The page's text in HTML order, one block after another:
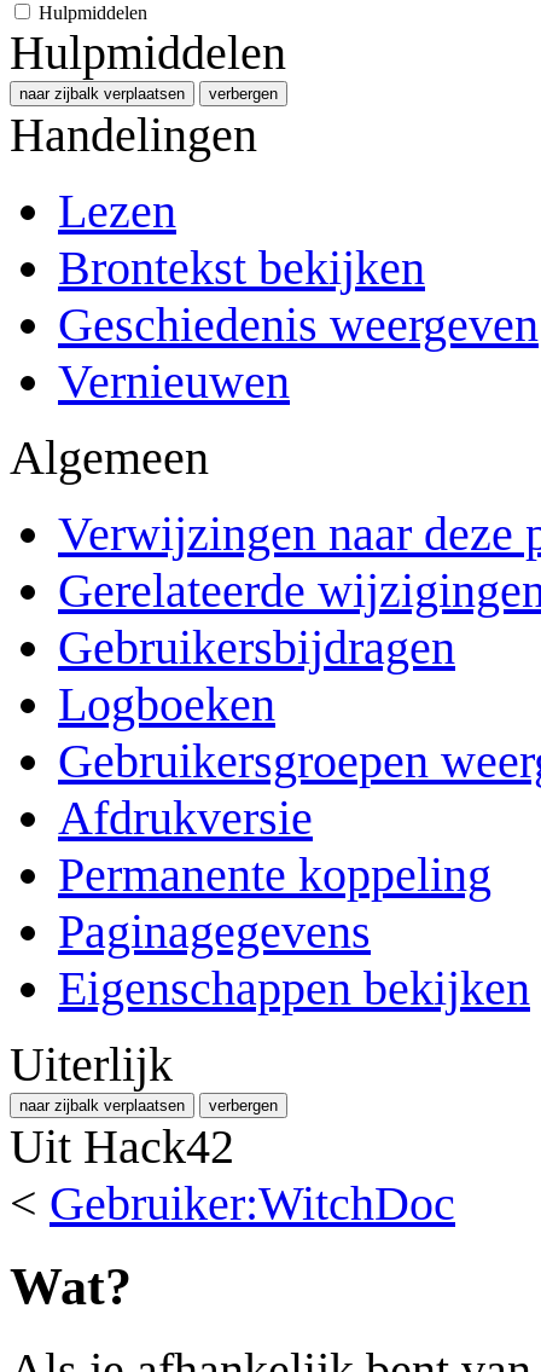
Hulpmiddelen
Hulpmiddelen
naar zijbalk verplaatsen verbergen
Handelingen
Lezen
Brontekst bekijken
Geschiedenis weergeven
Vernieuwen
Algemeen
Verwijzingen naar deze
Gerelateerde
Gebruikersbijdragen
Logboeken
Gebruikersgroepen
Afdrukversie
Permanente koppeling
Paginagegevens
Eigenschappen bekijken
Uiterlijk
naar zijbalk verplaatsen verbergen
Uit Hack42
< Gebruiker:WitchDoc
Wat?